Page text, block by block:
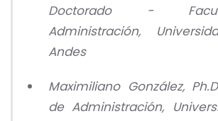
Doctorado -
Administración,
Andes
Maximiliano González,
de Administración,